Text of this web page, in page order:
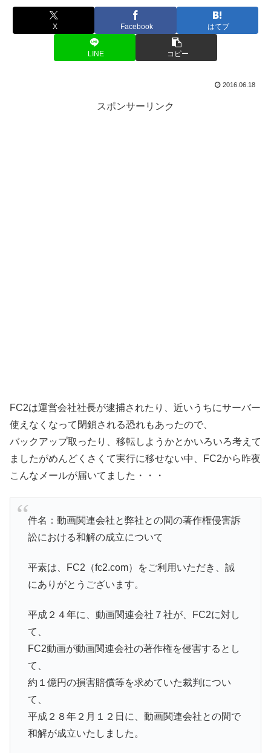
X Facebook はてブ
LINE コピー
2016.06.18
スポンサーリンク
FC2は運営会社社長が逮捕されたり、近いうちにサーバー
使えなくなって閉鎖される恐れもあったので、
バックアップ取ったり、移転しようかとかいろいろ考えて
ましたがめんどくさくて実行に移せない中、FC2から昨夜
こんなメールが届いてました・・・
件名：動画関連会社と弊社との間の著作権侵害訴
訟における和解の成立について
平素は、FC2（fc2.com）をご利用いただき、誠
にありがとうございます。
平成２４年に、動画関連会社７社が、FC2に対し
て、
FC2動画が動画関連会社の著作権を侵害するとし
て、
約１億円の損害賠償等を求めていた裁判につい
て、
平成２８年２月１２日に、動画関連会社との間で
和解が成立いたしました。